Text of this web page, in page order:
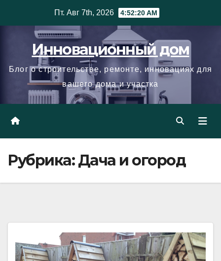
Пт. Авг 7th, 2026 4:52:21 AM
Инновационный дом
Блог о строительстве, ремонте, инновациях для
вашего дома и участка
Рубрика:Дача и огород